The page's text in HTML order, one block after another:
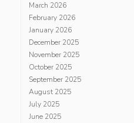
March 2026
February 2026
January 2026
December 2025
November 2025
October 2025
September 2025
August 2025
July 2025
June 2025